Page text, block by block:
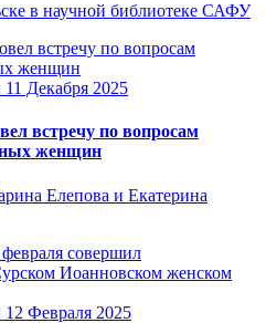
в научной библиотеке САФУ
11 Декабря 2025
встречу по вопросам
женщин
Елепова и Екатерина
12 Февраля 2025